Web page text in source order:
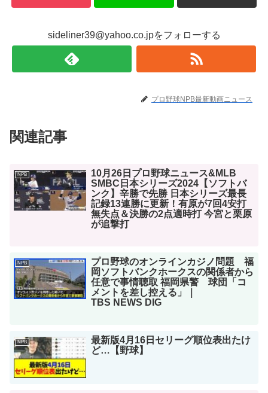
sideliner39@yahoo.co.jpをフォローする
プロ野球NPB最新動画ニュース
関連記事
NPB
10月26日プロ野球ニュース&MLB
SMBC日本シリーズ2024【ソフトバ
ンク】辛勝で先勝 日本シリーズ最長
記録13連勝に更新！有原が7回4安打
無失点＆決勝の2点適時打 今宮と栗原
が追撃打
NPB
プロ野球のオンラインカジノ問題 福
岡ソフトバンクホークスの関係者から
任意で事情聴取 福岡県警 球団「コ
メントを差し控える」｜
TBS NEWS DIG
NPB
最新版4月16日セリーグ順位表出たけ
ど…【野球】